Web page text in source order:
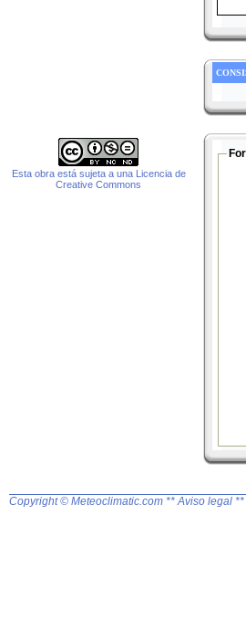
Esta obra está sujeta a una Licencia de
Creative Commons
Copyright © Meteoclimatic.com ** Aviso legal **